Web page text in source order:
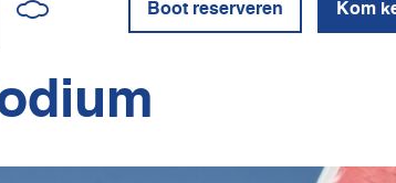
Boot reserveren Kom